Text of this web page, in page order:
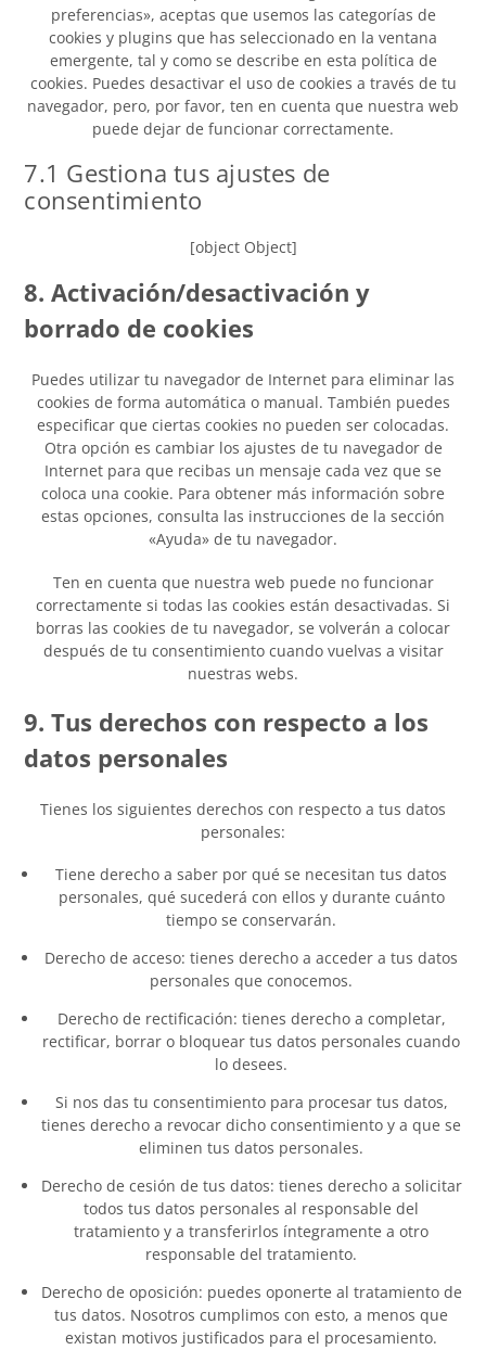
preferencias», aceptas que usemos las categorías de
cookies y plugins que has seleccionado en la ventana
emergente, tal y como se describe en esta política de
cookies. Puedes desactivar el uso de cookies a través de tu
navegador, pero, por favor, ten en cuenta que nuestra web
puede dejar de funcionar correctamente.
7.1 Gestiona tus ajustes de
consentimiento
[object Object]
8. Activación/desactivación y
borrado de cookies
Puedes utilizar tu navegador de Internet para eliminar las
cookies de forma automática o manual. También puedes
especificar que ciertas cookies no pueden ser colocadas.
Otra opción es cambiar los ajustes de tu navegador de
Internet para que recibas un mensaje cada vez que se
coloca una cookie. Para obtener más información sobre
estas opciones, consulta las instrucciones de la sección
«Ayuda» de tu navegador.
Ten en cuenta que nuestra web puede no funcionar
correctamente si todas las cookies están desactivadas. Si
borras las cookies de tu navegador, se volverán a colocar
después de tu consentimiento cuando vuelvas a visitar
nuestras webs.
9. Tus derechos con respecto a los
datos personales
Tienes los siguientes derechos con respecto a tus datos
personales:
Tiene derecho a saber por qué se necesitan tus datos
personales, qué sucederá con ellos y durante cuánto
tiempo se conservarán.
Derecho de acceso: tienes derecho a acceder a tus datos
personales que conocemos.
Derecho de rectificación: tienes derecho a completar,
rectificar, borrar o bloquear tus datos personales cuando
lo desees.
Si nos das tu consentimiento para procesar tus datos,
tienes derecho a revocar dicho consentimiento y a que se
eliminen tus datos personales.
Derecho de cesión de tus datos: tienes derecho a solicitar
todos tus datos personales al responsable del
tratamiento y a transferirlos íntegramente a otro
responsable del tratamiento.
Derecho de oposición: puedes oponerte al tratamiento de
tus datos. Nosotros cumplimos con esto, a menos que
existan motivos justificados para el procesamiento.